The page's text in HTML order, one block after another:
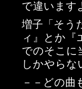
で違います
増子「そう
ィ』とか『
でのそこに
しかやらな
－－どの